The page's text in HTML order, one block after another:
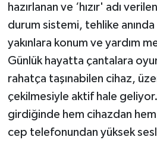
hazırlanan ve ‘hızır' adı
durum sistemi, tehlike
yakınlara konum ve yardım
Günlük hayatta çantalara
rahatça taşınabilen cihaz,
çekilmesiyle aktif hale
girdiğinde hem cihazdan
cep telefonundan yüksek